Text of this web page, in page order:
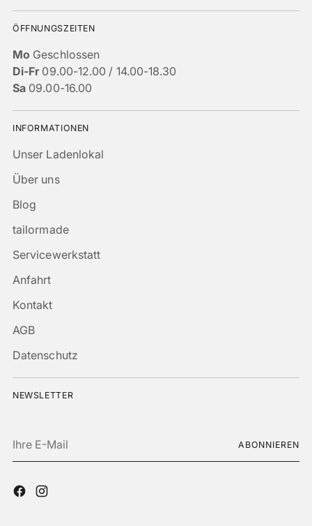
ÖFFNUNGSZEITEN
Mo Geschlossen
Di-Fr09.00-12.00 / 14.00-18.30
Sa 09.00-16.00
INFORMATIONEN
Unser Ladenlokal
Über uns
Blog
tailormade
Servicewerkstatt
Anfahrt
Kontakt
AGB
Datenschutz
NEWSLETTER
E-
ABONNIEREN